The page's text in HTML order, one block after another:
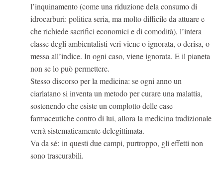
l’inquinamento (come una riduzione dela consumo di
idrocarburi: politica seria, ma molto difficile da attuare e
che richiede sacrifici economici e di comodità), l’intera
classe degli ambientalisti veri viene o ignorata, o derisa, o
messa all’indice. In ogni caso, viene ignorata. E il pianeta
non se lo può permettere.
Stesso discorso per la medicina: se ogni anno un
ciarlatano si inventa un metodo per curare una malattia,
sostenendo che esiste un complotto delle case
farmaceutiche contro di lui, allora la medicina tradizionale
verrà sistematicamente delegittimata.
Va da sé: in questi due campi, purtroppo, gli effetti non
sono trascurabili.